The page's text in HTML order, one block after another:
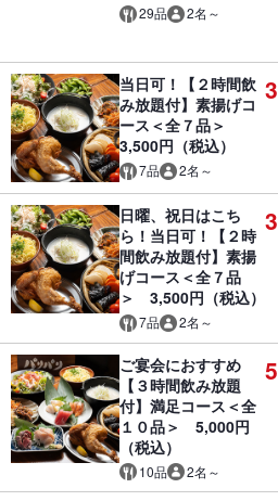
29品 2名～
当日可！【２時間飲
み放題付】素揚げコ
ース＜全７品＞
3,500円（税込）
7品 2名～
日曜、祝日はこち
ら！当日可！【２時
間飲み放題付】素揚
げコース＜全７品
＞ 3,500円（税込）
7品 2名～
ご宴会におすすめ
【３時間飲み放題
付】満足コース＜全
１０品＞ 5,000円
（税込）
10品 2名～